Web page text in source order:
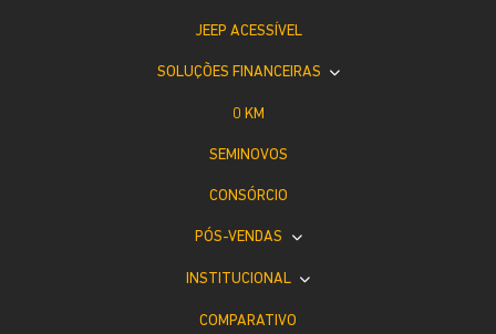
JEEP ACESSÍVEL
SOLUÇÕES FINANCEIRAS
0 KM
SEMINOVOS
CONSÓRCIO
PÓS-VENDAS
INSTITUCIONAL
COMPARATIVO